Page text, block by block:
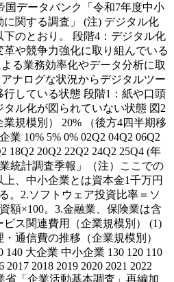
国データバンク「令和7年度中小
関する調査」 (注) デジタル化
のとおり。 段階4：デジタル化
や競争力強化に取り組んでいる
る業務効率化やデータ分析に取
ナログな状況からデジタルツー
している状態 段階1：紙や口頭
ル化が図られていない状態 図2
規模別） 20% （後方4四半期移
業 10% 5% 0% 02Q2 04Q2 06Q2
18Q2 20Q2 22Q2 24Q2 25Q4 (年
統計調査季報」（注）ここでの
、中小企業とは資本金1千万円
。2.ソフトウェア投資比率＝ソ
額×100。3.金融業、保険業は含
ビス関連費用（企業規模別） (1)
通信費の推移（企業規模別）
140 大企業 中小企業 130 120 110
2017 2018 2019 2020 2021 2022
省「企業活動基本調査」再編加